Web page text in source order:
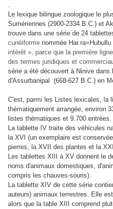
Le lexique bilingue zoologique le
Sumériennes (2900-2334 B.C.) et
trouve dans une série de 24
cunéiforme nommée
intérêt », parce que la première
des termes juridiques et
série a été découvert à Ninive dans
d'Assurbanipal (668-627 B.C.) en
C'est, parmi les Listes lexicales, la
thématiquement arrangée, environ
listes thématiques et 9.700 entrées.
La tablette IV traite des véhicules
la XVI (un exemplaire est
pierres, la XVII des plantes et la
Les tablettes XIII à XV donnent le
noms d'animaux domestiques,
compris les chauves-souris).
La tablette XIV de cette série
auteurs) animaux terrestres. Elle
alors que la table XIII comprend